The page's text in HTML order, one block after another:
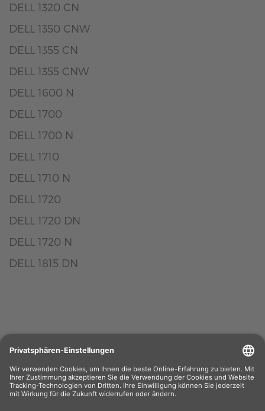
DELL 1320 CN
DELL 1350 CNW
DELL 1355 CN
DELL 1355 CNW
DELL 1600 N
DELL 1700
DELL 1700 N
DELL 1710
DELL 1710 N
DELL 1720
DELL 1720 DN
DELL 1720 N
DELL 1815 DN